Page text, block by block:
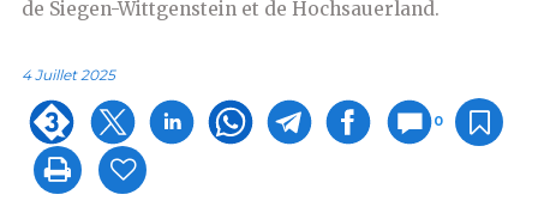
de Siegen-Wittgenstein et de Hochsauerland.
4 Juillet 2025
0